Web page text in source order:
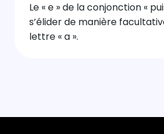
Le « e » de la conjonction «
s’élider de manière
lettre « a ».